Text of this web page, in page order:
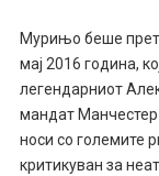
Мурињо беше
мај 2016 година,
легендарниот
мандат
носи со големите
критикуван за